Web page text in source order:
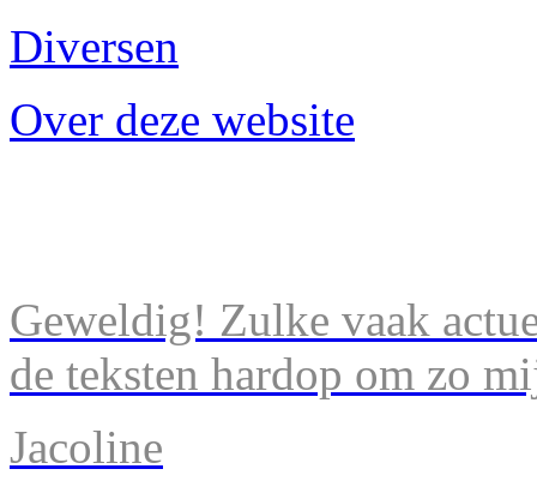
Diversen
Over deze website
Geweldig! Zulke vaak
de teksten hardop om zo
Jacoline